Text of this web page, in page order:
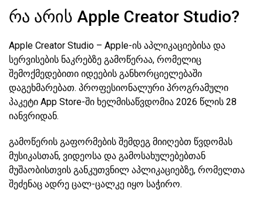
რა არის Apple Creator Studio?
Apple Creator Studio – Apple-ის აპლიკაციებისა და
სერვისების ნაკრებზე გამოწერაა, რომელიც
შემოქმედებითი იდეების განხორციელებაში
დაგეხმარებათ. პროფესიონალური პროგრამული
პაკეტი App Store-ში ხელმისაწვდომია 2026 წლის 28
იანვრიდან.
გამოწერის გაფორმების შემდეგ მიიღებთ წვდომას
მუსიკასთან, ვიდეოსა და გამოსახულებებთან
მუშაობისთვის განკუთვნილ აპლიკაციებზე, რომელთა
შეძენაც ადრე ცალ-ცალკე იყო საჭირო.